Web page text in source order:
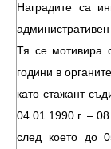
Наградите са
Тя се мотивира
години в
като стажант
04.01.1990 г. –
след което до